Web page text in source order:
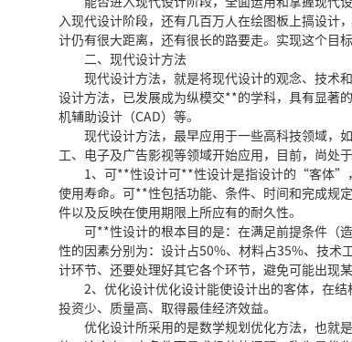
入现代设计阶段，还有几百万人在绘图板上搞设计
计仍有很大距离，还有很长的路要走。实现这个目
二、现代设计方法
现代设计方法，就是将现代设计的观念、技术和
设计方法，已发展成为纵模交**的学科，具有显著
机辅助设计（CAD）等。
现代设计方法，最早应用于一些高科技领域，如
工、电子及广告影视等领域开始应用，目前，尚处于
1、可**性设计可**性设计是指设计的“客体”，
使用寿命。可**性包括功能、条件、时间和完成规
件以及反映在使用期限上所应有的耐久性。
可**性设计的根本目的是：在满足前提条件（造
性的因素分别为：设计占50%、材料占35%、技术
计环节、还要处理好其它各个环节，避免可能出现
2、优化设计优化设计能使设计出的客体，在结
投资少、质量高、取得最佳经济效益。
优化设计所采用的是数学规划优化方法，也就是